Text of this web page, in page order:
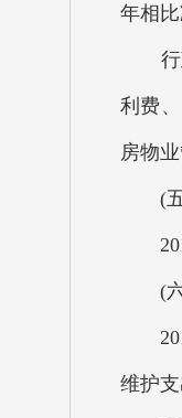
年相
行政
利费
房物
(五)
2018
(六
2018
维护